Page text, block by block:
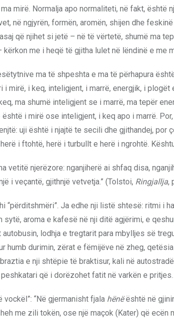
mirë. Normalja apo normaliteti, në fakt, është
në ngjyrën, formën, aromën, shijen dhe
që njihet si jetë – në të vërtetë, shumë ma
me i heqë të gjitha lulet në lëndinë e me
ma të shpeshta e ma të përhapura
mirë, i keq, inteligjent, i marrë, energjik, i plogët
ma shumë inteligjent se i marrë, ma tepër
i mirë ose inteligjent, i keq apo i marrë.
uji është i njajtë te secili dhe gjithandej, por
i ftohtë, herë i turbullt e herë i ngrohtë.
vetitë njerëzore: nganjiherë ai shfaq disa,
i veçantë, gjithnjë vetvetja.” (Tolstoi, Ringjallja,
“përditshmëri”. Ja edhe nji listë shtesë: ritmi i
sytë, aroma e kafesë në nji ditë agjërimi, e
lodhja e tregtarit para mbylljes së
humb durimin, zërat e fëmijëve në zheg,
e nji shtëpie të braktisur, kali në
që i dorëzohet fatit në varkën e pritjes…
“Në gjermanisht fjala hënëështë në
me zili tokën, ose një maçok (Kater) që ecën